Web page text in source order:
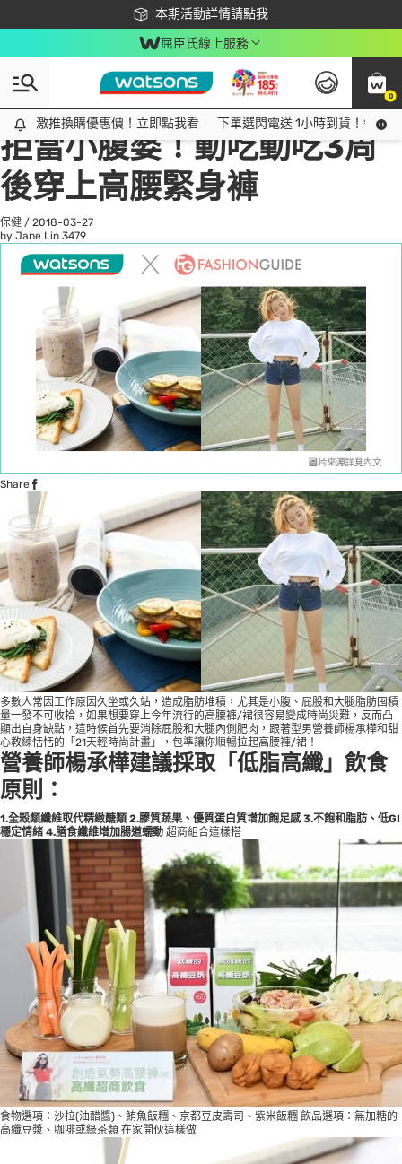
本期活動詳情請點我
下載app最高回饋$350
屈臣氏線上服務
0
激推換購優惠價！立即點我看
激推換購優惠價！立即點我看 下單選閃電送 1小時到貨！領神
All
話題趨勢
拒當小腹婆！動吃動吃3周
後穿上高腰緊身褲
保健 / 2018-03-27
by Jane Lin 3479
Share
多數人常因工作原因久坐或久站，造成脂肪堆積，尤其是小腹、屁股和大腿脂肪囤積
量一發不可收拾，如果想要穿上今年流行的高腰褲/裙很容易變成時尚災難，反而凸
顯出自身缺點，這時候首先要消除屁股和大腿內側肥肉，跟著型男營養師楊承樺和甜
心教練恬恬的「21天輕時尚計畫」，包準讓你順暢拉起高腰褲/裙！
營養師楊承樺建議採取「低脂高纖」飲食
原則：
1.全穀類纖維取代精緻醣類 2.膠質蔬果、優質蛋白質增加飽足感 3.不飽和脂肪、低GI
穩定情緒 4.膳食纖維增加腸道蠕動 超商組合這樣搭
食物選項：沙拉(油醋醬)、鮪魚飯糰、京都豆皮壽司、紫米飯糰 飲品選項：無加糖的
高纖豆漿、咖啡或綠茶類 在家開伙這樣做